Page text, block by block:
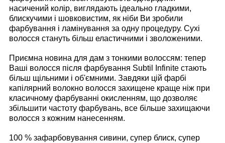
насичений колір, виглядають ідеально гладкими,
блискучими і шовковистим, як ніби Ви зробили
фарбування і ламінування за одну процедуру. Сухі
волосся стануть більш еластичними і зволоженими.
Приємна новина для дам з тонкими волоссям: тепер
Ваші волосся після фарбування Subtil Infinite стають
більш щільними і об'ємними. Завдяки цій фарбі
капілярний волокно волосся захищене краще ніж при
класичному фарбуванні окисленням, що дозволяє
збільшити частоту фарбувань, все більше захищаючи
волосся з кожним нанесенням.
100 % зафарбовування сивини, супер блиск, супер